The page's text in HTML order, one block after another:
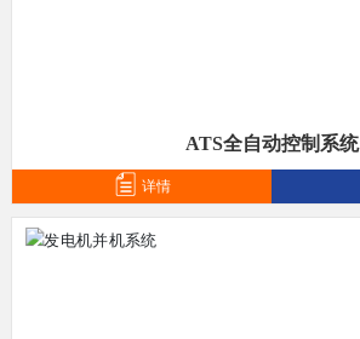
ATS全自动控制系统
详情